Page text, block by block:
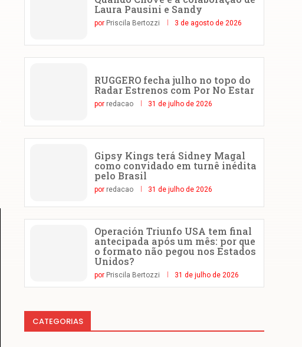
Laura Pausini e Sandy
por Priscila Bertozzi 3 de agosto de 2026
RUGGERO fecha julho no topo do
Radar Estrenos com Por No Estar
por redacao 31 de julho de 2026
Gipsy Kings terá Sidney Magal
como convidado em turnê inédita
pelo Brasil
por redacao 31 de julho de 2026
Operación Triunfo USA tem final
antecipada após um mês: por que
o formato não pegou nos Estados
Unidos?
por Priscila Bertozzi 31 de julho de 2026
CATEGORIAS